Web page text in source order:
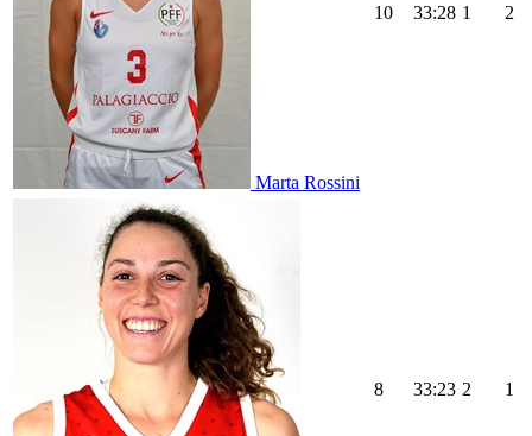
Marta Rossini
10 33:28 1 2
8 33:23 2 1